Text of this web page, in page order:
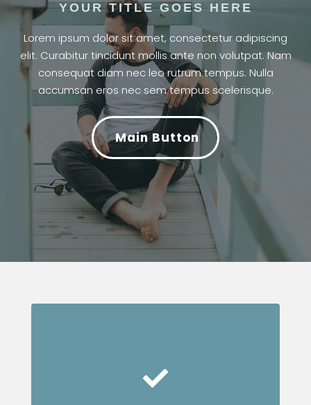
YOUR TITLE GOES HERE
Lorem ipsum dolor sit amet, consectetur adipiscing
elit. Curabitur tincidunt mollis ante non volutpat. Nam
consequat diam nec leo rutrum tempus. Nulla
accumsan eros nec sem tempus scelerisque.
Main Button
